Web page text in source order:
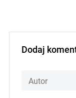
Dodaj